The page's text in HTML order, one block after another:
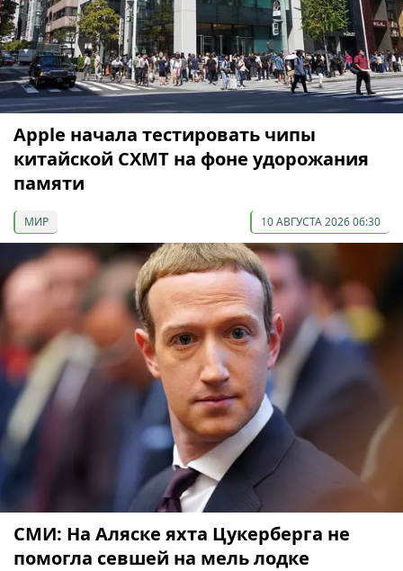
Apple начала тестировать чипы
китайской CXMT на фоне удорожания
памяти
МИР 10 АВГУСТА 2026 06:30
СМИ: На Аляске яхта Цукерберга не
помогла севшей на мель лодке